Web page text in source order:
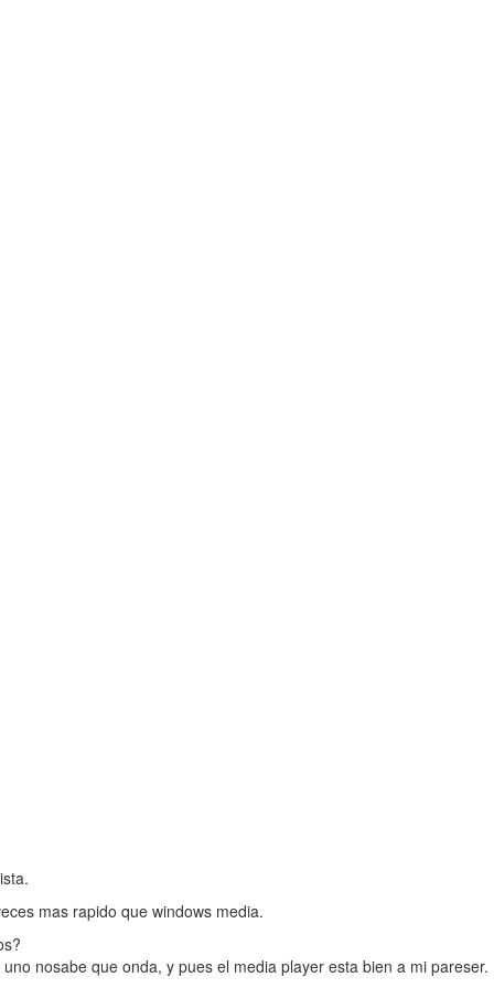
mas rapido que windows media.
nosabe que onda, y pues el media player esta bien a mi pareser.